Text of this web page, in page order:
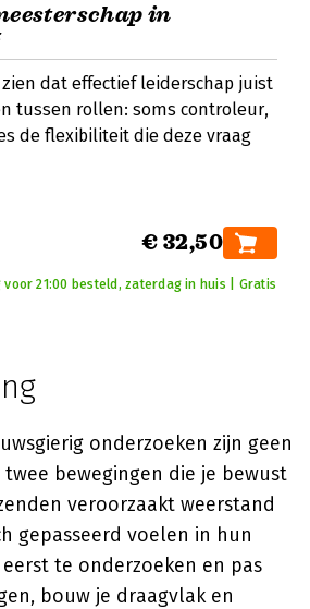
in
dat effectief leiderschap juist
tussen rollen: soms controleur,
de flexibiliteit die deze vraag
€ 32,50
21:00 besteld, zaterdag in huis | Gratis
onderzoeken zijn geen
bewegingen die je bewust
veroorzaakt weerstand
gepasseerd voelen in hun
te onderzoeken en pas
bouw je draagvlak en